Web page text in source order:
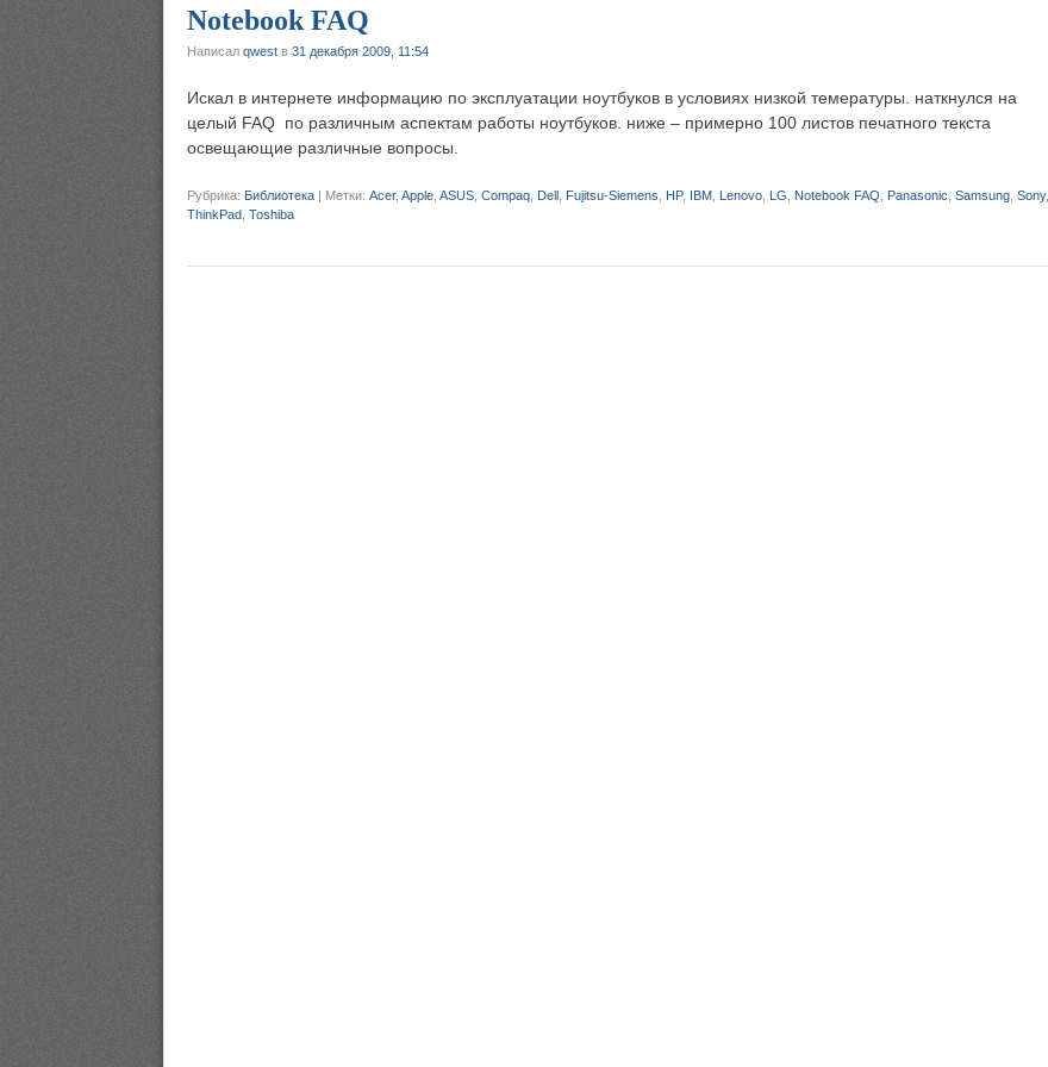
Notebook FAQ
Написал qwest в 31 декабря 2009, 11:54
Искал в интернете информацию по эксплуатации ноутбуков в условиях низкой темературы. наткнулся на
целый FAQ по различным аспектам работы ноутбуков. ниже – примерно 100 листов печатного текста
освещающие различные вопросы.
Рубрика: Библиотека | Метки: Acer, Apple ASUS Compaq Dell Fujitsu-Siemens HP, IBM Lenovo LG Notebook FAQ Panasonic Samsung Sony,
ThinkPad Toshiba